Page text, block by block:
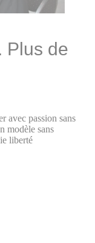
Plus de
avec passion sans
modèle sans
liberté